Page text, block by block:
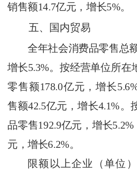
销售额14.7亿元，增长5%。
五、国内贸易
全年社会消费品零售总
增长5.3%。按经营单位所在
零售额178.0亿元，增长5.6
售额42.5亿元，增长4.1%。
品零售192.9亿元，增长5.2%
元，增长6.2%。
限额以上企业（单位